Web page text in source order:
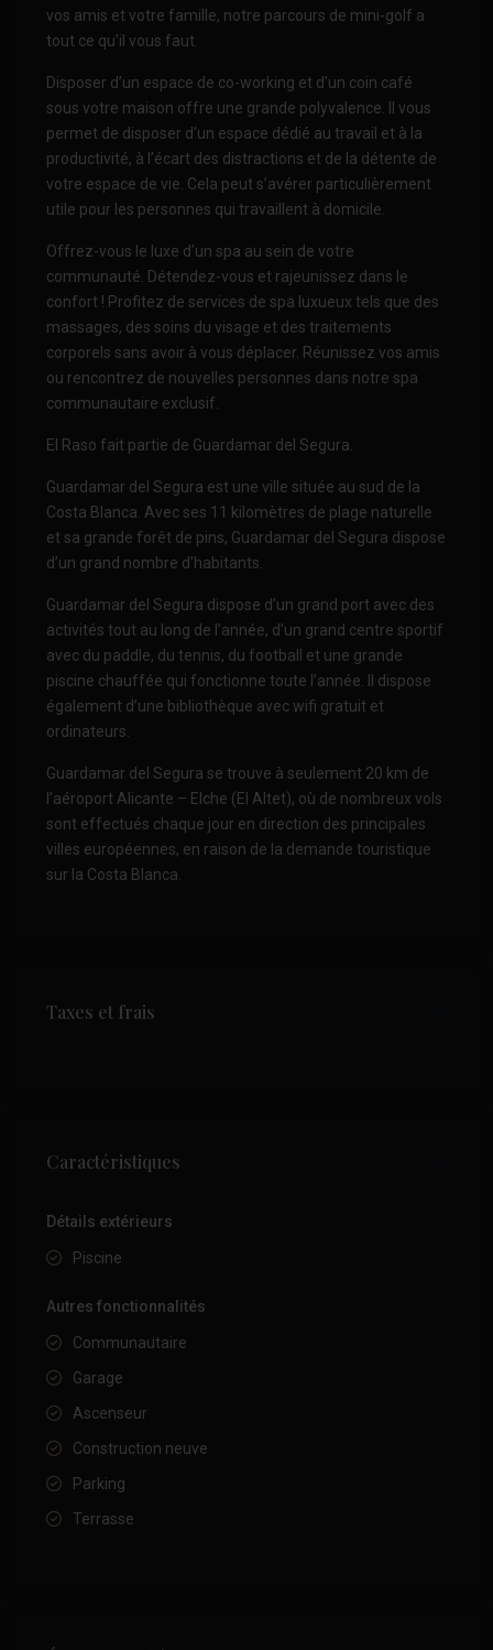
vos amis et votre famille, notre parcours de mini-golf a
tout ce qu’il vous faut.
Disposer d’un espace de co-working et d’un coin café
sous votre maison offre une grande polyvalence. Il vous
permet de disposer d’un espace dédié au travail et à la
productivité, à l’écart des distractions et de la détente de
votre espace de vie. Cela peut s’avérer particulièrement
utile pour les personnes qui travaillent à domicile.
Offrez-vous le luxe d’un spa au sein de votre
communauté. Détendez-vous et rajeunissez dans le
confort ! Profitez de services de spa luxueux tels que des
massages, des soins du visage et des traitements
corporels sans avoir à vous déplacer. Réunissez vos amis
ou rencontrez de nouvelles personnes dans notre spa
communautaire exclusif.
El Raso fait partie de Guardamar del Segura.
Guardamar del Segura est une ville située au sud de la
Costa Blanca. Avec ses 11 kilomètres de plage naturelle
et sa grande forêt de pins, Guardamar del Segura dispose
d’un grand nombre d’habitants.
Guardamar del Segura dispose d’un grand port avec des
activités tout au long de l’année, d’un grand centre sportif
avec du paddle, du tennis, du football et une grande
piscine chauffée qui fonctionne toute l’année. Il dispose
également d’une bibliothèque avec wifi gratuit et
ordinateurs.
Guardamar del Segura se trouve à seulement 20 km de
l’aéroport Alicante – Elche (El Altet), où de nombreux vols
sont effectués chaque jour en direction des principales
villes européennes, en raison de la demande touristique
sur la Costa Blanca.
Taxes et frais
Caractéristiques
Détails extérieurs
Piscine
Autres fonctionnalités
Communautaire
Garage
Ascenseur
Construction neuve
Parking
Terrasse